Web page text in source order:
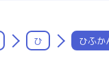
ひ ひふか